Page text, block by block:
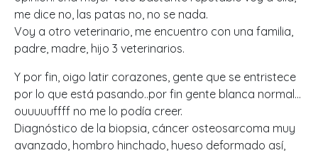
me dice no, las patas no, no se nada.
Voy a otro veterinario, me encuentro con una familia,
padre, madre, hijo 3 veterinarios.
Y por fin, oigo latir corazones, gente que se entristece
por lo que está pasando..por fin gente blanca normal…
ouuuuuffff no me lo podía creer.
Diagnóstico de la biopsia, cáncer osteosarcoma muy
avanzado, hombro hinchado, hueso deformado así,